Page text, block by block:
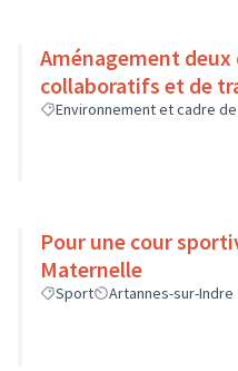
Aménagement deux
collaboratifs et de
Environnement et cadre
Pour une cour
Maternelle
Sport Artannes-sur-Indre